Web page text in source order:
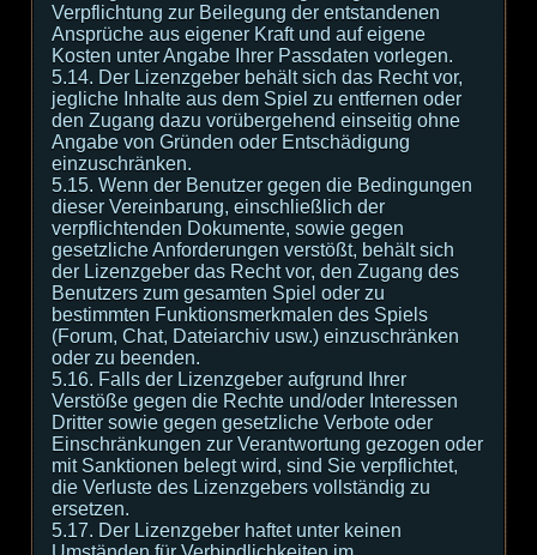
Verpflichtung zur Beilegung der entstandenen
Ansprüche aus eigener Kraft und auf eigene
Kosten unter Angabe Ihrer Passdaten vorlegen.
5.14. Der Lizenzgeber behält sich das Recht vor,
jegliche Inhalte aus dem Spiel zu entfernen oder
den Zugang dazu vorübergehend einseitig ohne
Angabe von Gründen oder Entschädigung
einzuschränken.
5.15. Wenn der Benutzer gegen die Bedingungen
dieser Vereinbarung, einschließlich der
verpflichtenden Dokumente, sowie gegen
gesetzliche Anforderungen verstößt, behält sich
der Lizenzgeber das Recht vor, den Zugang des
Benutzers zum gesamten Spiel oder zu
bestimmten Funktionsmerkmalen des Spiels
(Forum, Chat, Dateiarchiv usw.) einzuschränken
oder zu beenden.
5.16. Falls der Lizenzgeber aufgrund Ihrer
Verstöße gegen die Rechte und/oder Interessen
Dritter sowie gegen gesetzliche Verbote oder
Einschränkungen zur Verantwortung gezogen oder
mit Sanktionen belegt wird, sind Sie verpflichtet,
die Verluste des Lizenzgebers vollständig zu
ersetzen.
5.17. Der Lizenzgeber haftet unter keinen